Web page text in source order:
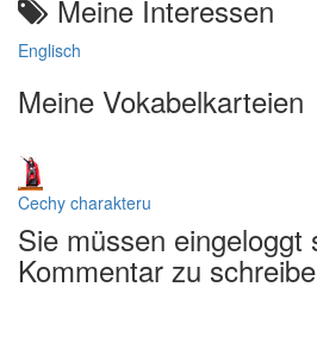
Meine Interessen
Englisch
Meine Vokabelkarteien
Cechy charakteru
Sie müssen eingeloggt
Kommentar zu